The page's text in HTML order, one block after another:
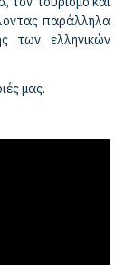
παράλληλα
των ελληνικών
μας.